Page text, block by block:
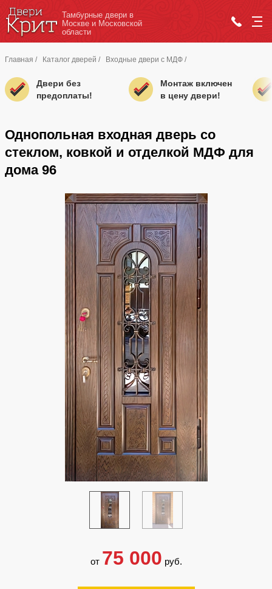
Тамбурные двери в
Москве и Московской
области
Главная / Каталог дверей / Входные двери с МДФ /
Двери без
предоплаты!
Монтаж включен
в цену двери!
Однопольная входная дверь со
стеклом, ковкой и отделкой МДФ для
дома 96
от 75 000 руб.